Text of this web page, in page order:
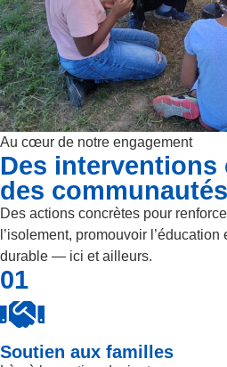
Au cœur de notre engagement
Des interventions
des
Des actions concrètes pour
l’isolement, promouvoir
durable — ici et ailleurs.
01
Soutien aux familles